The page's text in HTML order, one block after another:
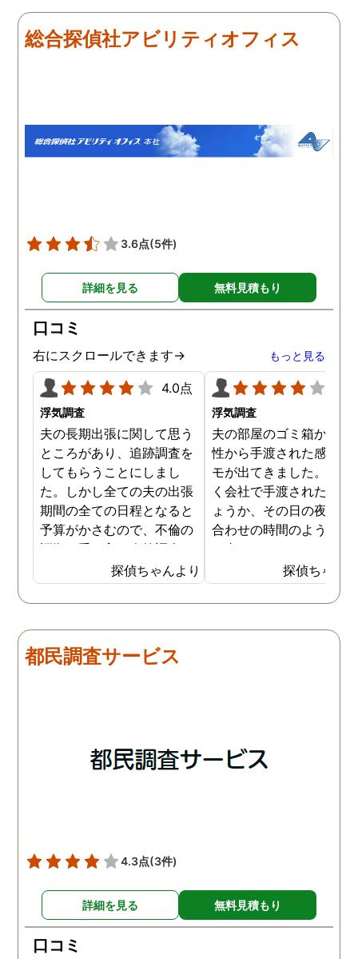
になりました。さすが調査
のプロフェッショナルだと
みの日に妻は外出するこ
が多く、探偵にもその旨
入り、妻が男とラブホテ
に入って行った瞬間を押
えたとのことでした。あ
総合探偵社アビリティオフィス
3.6点(5件)
詳細を見る 無料見積もり
口コミ
右にスクロールできます→ もっと見る
4.0点
浮気調査
夫の長期出張に関して思う
ところがあり、追跡調査を
してもらうことにしまし
た。しかし全ての夫の出張
期間の全ての日程となると
予算がかさむので、不倫の
証拠が手に入り次第調査を
打ち切ってもらう契約にし
ました。調査初日、その日
は夫は本当に仕事をしてい
目、夫は仕事を休みにして
おり、出張先で女性と1日
拠を手に入れることができ
探偵ちゃんより
浮気調査
夫の部屋のゴミ箱から、
性から手渡された感じの
モが出てきました。おそ
く会社で手渡されたので
ょうか、その日の夜の待
合わせの時間のようなも
が書かれていました。こ
時になんとなく嫌な予感
したので、夫の身辺調査
会社での過ごし方を探偵
探偵に夫の会社の場所を
れました。調査の結果、
す。探偵の説明は全て調
報告書にも書かれており
写真を確認することもで
探偵ちゃん
都民調査サービス
4.3点(3件)
詳細を見る 無料見積もり
口コミ